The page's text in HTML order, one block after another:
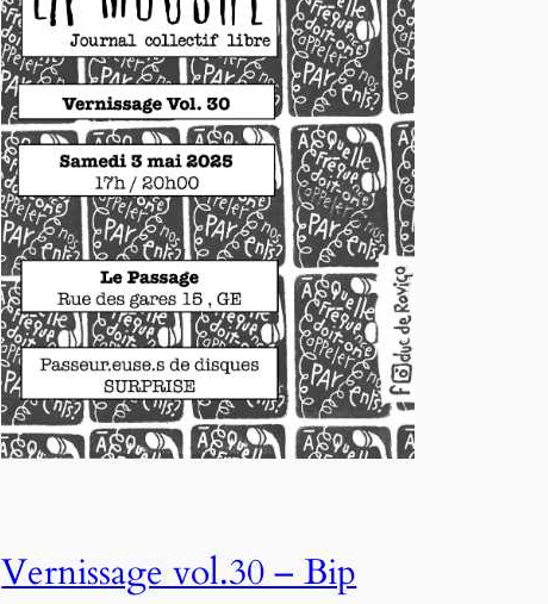
Vernissage vol.30 – Bip